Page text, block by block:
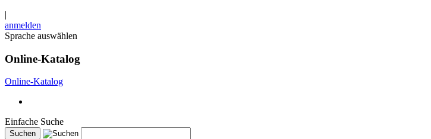
|
anmelden
Sprache auswählen
Online-Katalog
Online-Katalog
Einfache Suche